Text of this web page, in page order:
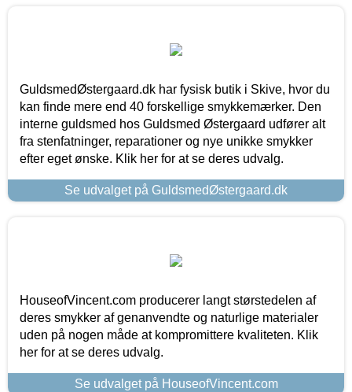
GuldsmedØstergaard.dk har fysisk butik i Skive, hvor du
kan finde mere end 40 forskellige smykkemærker. Den
interne guldsmed hos Guldsmed Østergaard udfører alt
fra stenfatninger, reparationer og nye unikke smykker
efter eget ønske. Klik her for at se deres udvalg.
Se udvalget på GuldsmedØstergaard.dk
HouseofVincent.com producerer langt størstedelen af
deres smykker af genanvendte og naturlige materialer
uden på nogen måde at kompromittere kvaliteten. Klik
her for at se deres udvalg.
Se udvalget på HouseofVincent.com